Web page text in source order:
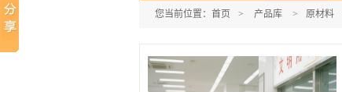
您当前位置： 首页 > 产品库 > 原材料